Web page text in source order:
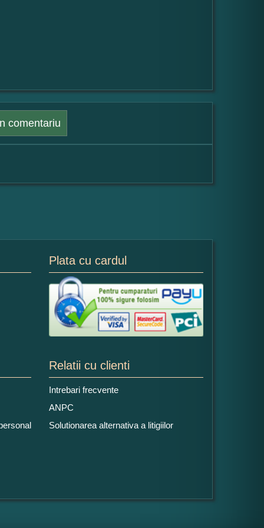
comentariu
Plata cu cardul
Relatii cu clienti
Intrebari frecvente
ANPC
Solutionarea alternativa a litigiilor